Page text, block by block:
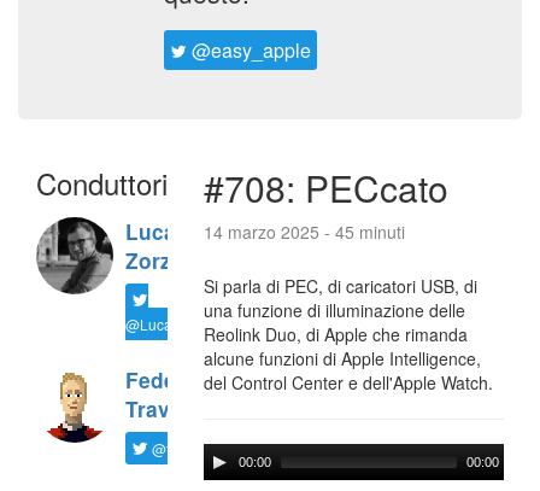
@easy_apple
Conduttori
Luca
Zorzi
@LucaTNT
Federico
Travaini
@ftrava
#708: PECcato
14 marzo 2025 - 45 minuti
Si parla di PEC, di caricatori USB, di
una funzione di illuminazione delle
Reolink Duo, di Apple che rimanda
alcune funzioni di Apple Intelligence,
del Control Center e dell'Apple Watch.
00:00 00:00